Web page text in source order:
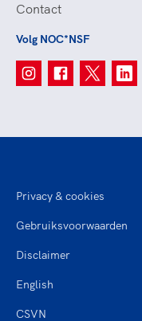
Contact
Volg NOC*NSF
Privacy & cookies
Gebruiksvoorwaarden
Disclaimer
English
CSVN